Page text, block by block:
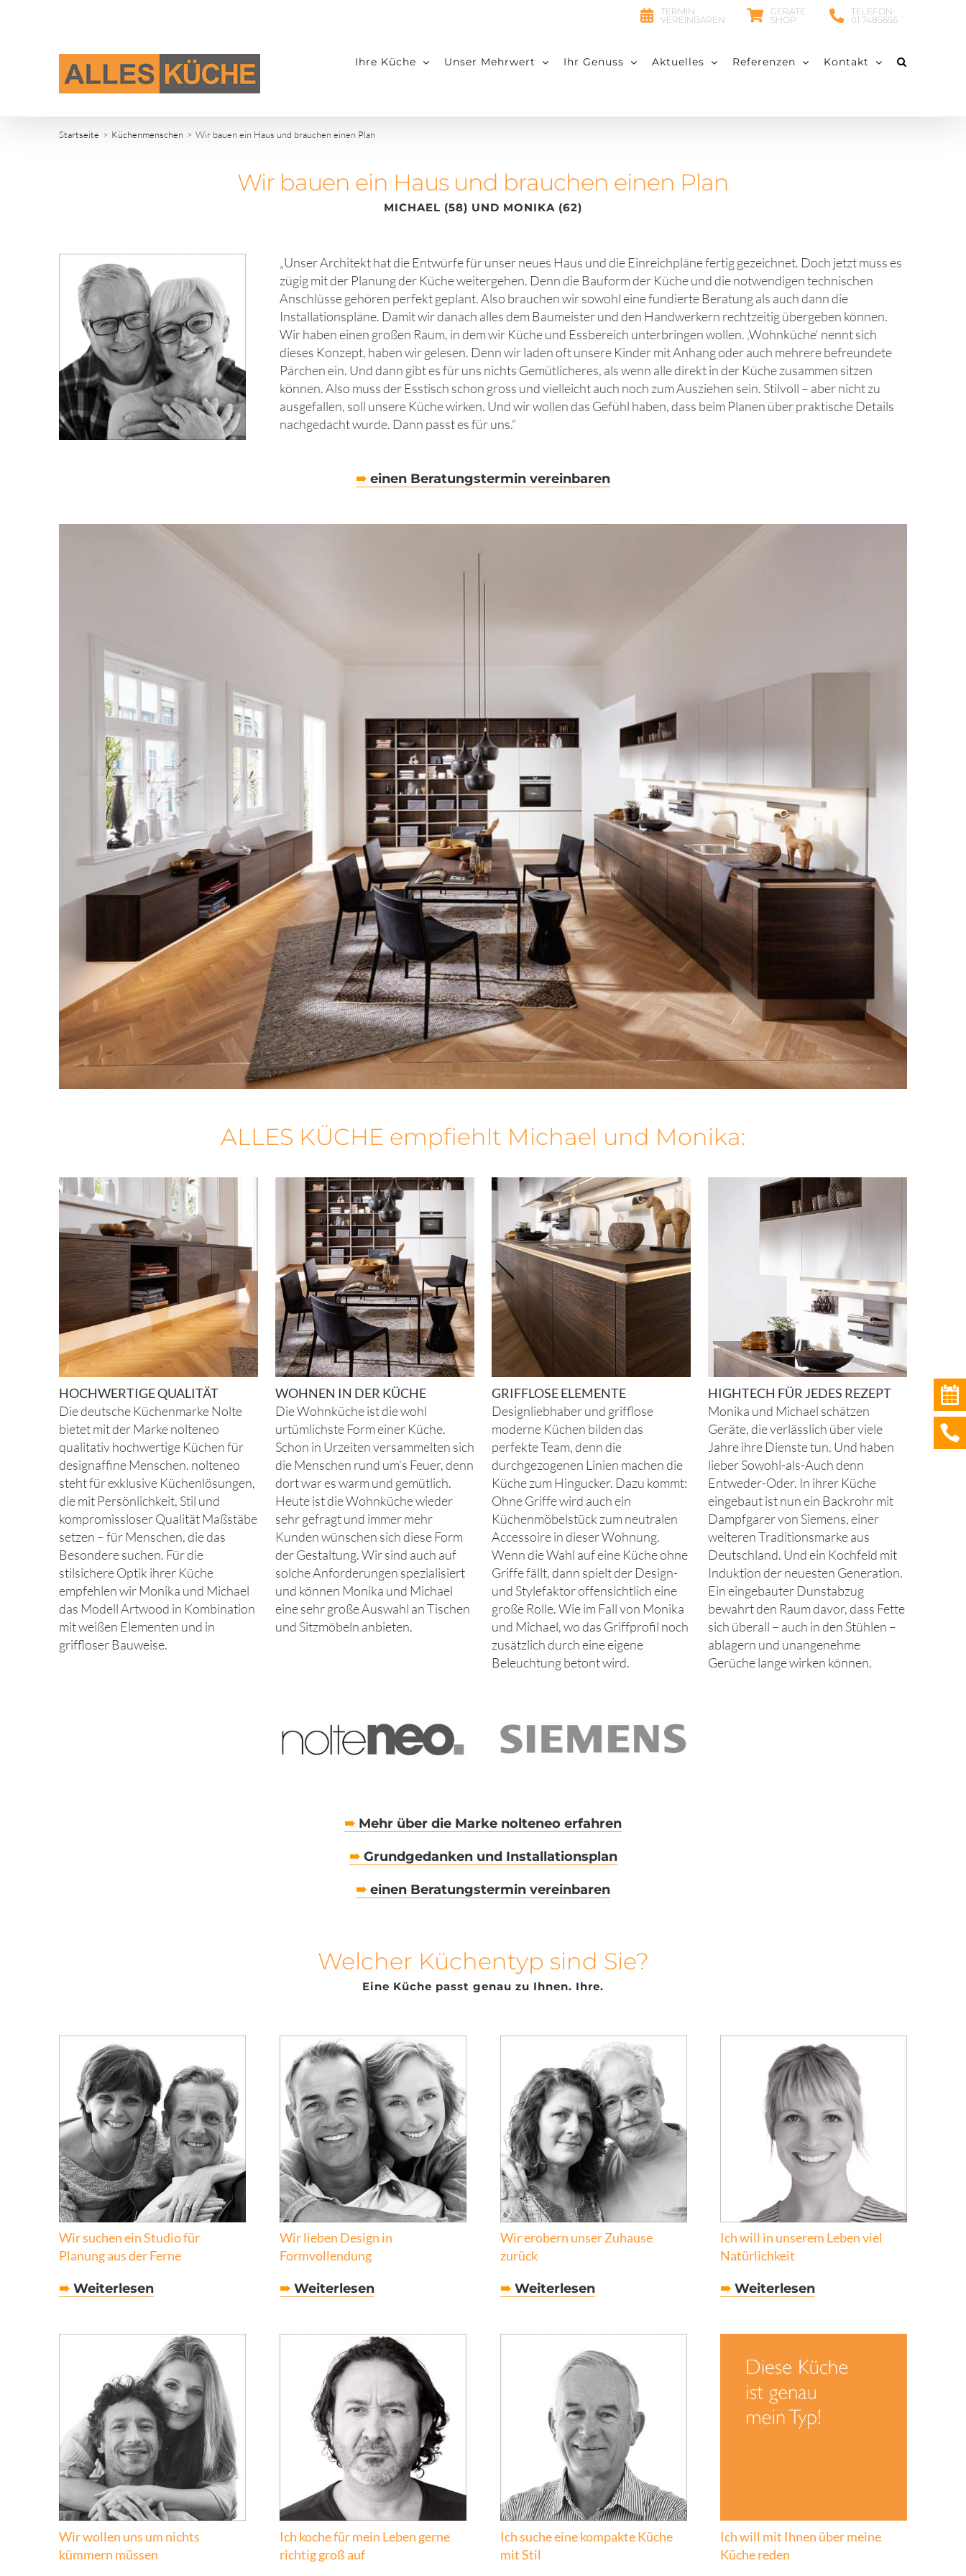
TERMIN
VEREINBAREN
GERÄTE
SHOP
TELEFON
01 7485656
Ihre Küche Unser Mehrwert Ihr Genuss Aktuelles Referenzen Kontakt
Startseite Küchenmenschen Wir bauen ein Haus und brauchen einen Plan
Wir bauen ein Haus und brauchen einen Plan
MICHAEL (58) UND MONIKA (62)
„Unser Architekt hat die Entwürfe für unser neues Haus und die Einreichpläne fertig gezeichnet. Doch jetzt muss es
zügig mit der Planung der Küche weitergehen. Denn die Bauform der Küche und die notwendigen technischen
Anschlüsse gehören perfekt geplant. Also brauchen wir sowohl eine fundierte Beratung als auch dann die
Installationspläne. Damit wir danach alles dem Baumeister und den Handwerkern rechtzeitig übergeben können.
Wir haben einen großen Raum, in dem wir Küche und Essbereich unterbringen wollen. ‚Wohnküche‘ nennt sich
dieses Konzept, haben wir gelesen. Denn wir laden oft unsere Kinder mit Anhang oder auch mehrere befreundete
Pärchen ein. Und dann gibt es für uns nichts Gemütlicheres, als wenn alle direkt in der Küche zusammen sitzen
können. Also muss der Esstisch schon gross und vielleicht auch noch zum Ausziehen sein. Stilvoll – aber nicht zu
ausgefallen, soll unsere Küche wirken. Und wir wollen das Gefühl haben, dass beim Planen über praktische Details
nachgedacht wurde. Dann passt es für uns.“
➠ einen Beratungstermin vereinbaren
ALLES KÜCHE empfiehlt Michael und Monika:
HOCHWERTIGE QUALITÄT
Die deutsche Küchenmarke Nolte
bietet mit der Marke nolteneo
qualitativ hochwertige Küchen für
designaffine Menschen. nolteneo
steht für exklusive Küchenlösungen,
die mit Persönlichkeit, Stil und
kompromissloser Qualität Maßstäbe
setzen – für Menschen, die das
Besondere suchen. Für die
stilsichere Optik ihrer Küche
empfehlen wir Monika und Michael
das Modell Artwood in Kombination
mit weißen Elementen und in
griffloser Bauweise.
WOHNEN IN DER KÜCHE
Die Wohnküche ist die wohl
urtümlichste Form einer Küche.
Schon in Urzeiten versammelten sich
die Menschen rund um’s Feuer, denn
dort war es warm und gemütlich.
Heute ist die Wohnküche wieder
sehr gefragt und immer mehr
Kunden wünschen sich diese Form
der Gestaltung. Wir sind auch auf
solche Anforderungen spezialisiert
und können Monika und Michael
eine sehr große Auswahl an Tischen
und Sitzmöbeln anbieten.
GRIFFLOSE ELEMENTE
Designliebhaber und grifflose
moderne Küchen bilden das
perfekte Team, denn die
durchgezogenen Linien machen die
Küche zum Hingucker. Dazu kommt:
Ohne Griffe wird auch ein
Küchenmöbelstück zum neutralen
Accessoire in dieser Wohnung.
Wenn die Wahl auf eine Küche ohne
Griffe fällt, dann spielt der Design-
und Stylefaktor offensichtlich eine
große Rolle. Wie im Fall von Monika
und Michael, wo das Griffprofil noch
zusätzlich durch eine eigene
Beleuchtung betont wird.
HIGHTECH FÜR JEDES REZEPT
Monika und Michael schätzen
Geräte, die verlässlich über viele
Jahre ihre Dienste tun. Und haben
lieber Sowohl-als-Auch denn
Entweder-Oder. In ihrer Küche
eingebaut ist nun ein Backrohr mit
Dampfgarer von Siemens, einer
weiteren Traditionsmarke aus
Deutschland. Und ein Kochfeld mit
Induktion der neuesten Generation.
Ein eingebauter Dunstabzug
bewahrt den Raum davor, dass Fette
sich überall – auch in den Stühlen –
ablagern und unangenehme
Gerüche lange wirken können.
➠ Mehr über die Marke nolteneo erfahren
➠Grundgedanken und Installationsplan
➠ einen Beratungstermin vereinbaren
Welcher Küchentyp sind Sie?
Eine Küche passt genau zu Ihnen. Ihre.
Wir suchen ein Studio für
Planung aus der Ferne
➠Weiterlesen
Wir lieben Design in
Formvollendung
➠Weiterlesen
Wir erobern unser Zuhause
zurück
➠Weiterlesen
Ich will in unserem Leben viel
Natürlichkeit
➠ Weiterlesen
Wir wollen uns um nichts
kümmern müssen
Ich koche für mein Leben gerne
richtig groß auf
Ich suche eine kompakte Küche
mit Stil
Ich will mit Ihnen über meine
Küche reden